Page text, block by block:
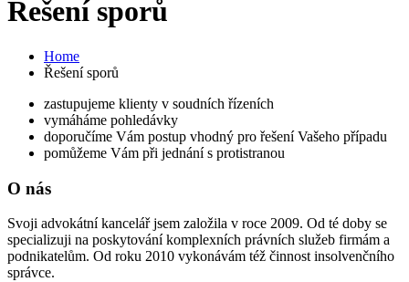
Řešení sporů
Home
Řešení sporů
zastupujeme klienty v soudních řízeních
vymáháme pohledávky
doporučíme Vám postup vhodný pro řešení Vašeho případu
pomůžeme Vám při jednání s protistranou
O nás
Svoji advokátní kancelář jsem založila v roce 2009. Od té doby se
specializuji na poskytování komplexních právních služeb firmám a
podnikatelům. Od roku 2010 vykonávám též činnost insolvenčního
správce.